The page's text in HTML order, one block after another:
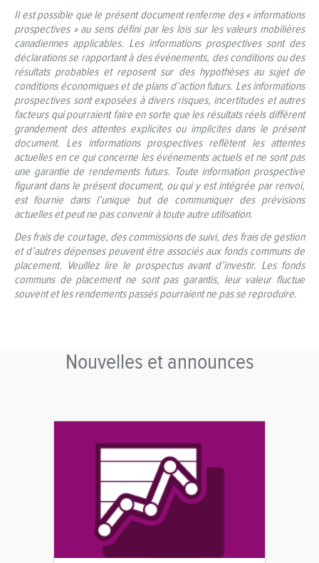
Il est possible que le présent document renferme des « informations
prospectives » au sens défini par les lois sur les valeurs mobilières
canadiennes applicables. Les informations prospectives sont des
déclarations se rapportant à des événements, des conditions ou des
résultats probables et reposent sur des hypothèses au sujet de
conditions économiques et de plans d’action futurs. Les informations
prospectives sont exposées à divers risques, incertitudes et autres
facteurs qui pourraient faire en sorte que les résultats réels diffèrent
grandement des attentes explicites ou implicites dans le présent
document. Les informations prospectives reflètent les attentes
actuelles en ce qui concerne les événements actuels et ne sont pas
une garantie de rendements futurs. Toute information prospective
figurant dans le présent document, ou qui y est intégrée par renvoi,
est fournie dans l’unique but de communiquer des prévisions
actuelles et peut ne pas convenir à toute autre utilisation.
Des frais de courtage, des commissions de suivi, des frais de gestion
et d’autres dépenses peuvent être associés aux fonds communs de
placement. Veuillez lire le prospectus avant d’investir. Les fonds
communs de placement ne sont pas garantis, leur valeur fluctue
souvent et les rendements passés pourraient ne pas se reproduire.
Nouvelles et announces